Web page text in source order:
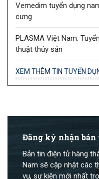
Vemedim tuyển dụng
cưng
PLASMA Việt Nam:
thuật thủy sản
XEM THÊM TIN TUYỂN
Đăng ký nhận bản
Bản tin điện tử hàng
Nam sẽ cập nhật các
vụ, sự kiện mới nhất